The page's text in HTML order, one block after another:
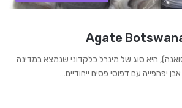
היא סוג של מינרל כלקדוני שנמצא במדינה
יפהפייה עם דפוסי פסים ייחודיים…